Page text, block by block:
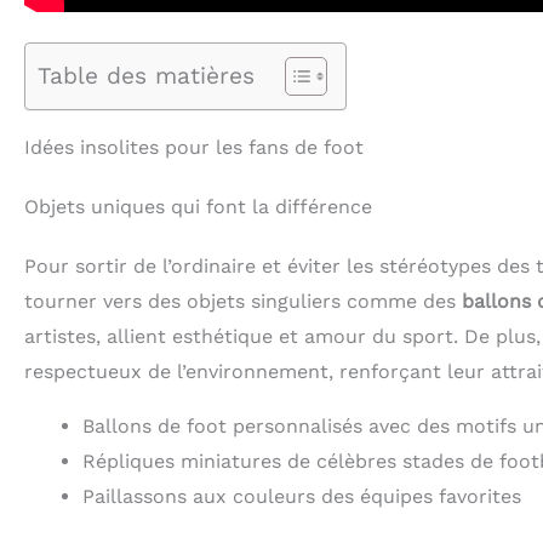
Table des matières
Idées insolites pour les fans de foot
Objets uniques qui font la différence
Pour sortir de l’ordinaire et éviter les stéréotypes
tourner vers des objets singuliers comme des ballons
artistes, allient esthétique et amour du sport. De
respectueux de l’environnement, renforçant leur
Ballons de foot personnalisés avec des motifs
Répliques miniatures de célèbres stades de
Paillassons aux couleurs des équipes favorites